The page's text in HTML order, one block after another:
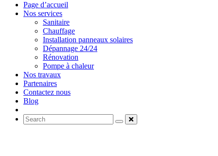
Page d’accueil
Nos services
Sanitaire
Chauffage
Installation panneaux solaires
Dépannage 24/24
Rénovation
Pompe à chaleur
Nos travaux
Partenaires
Contactez nous
Blog